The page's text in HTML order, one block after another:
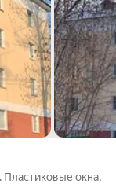
Пластиковые окна,